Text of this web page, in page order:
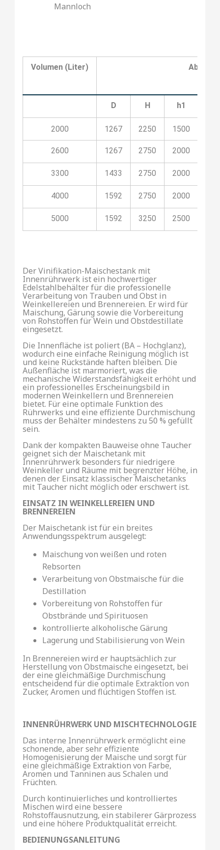
Mannloch
Volumen (Liter)
D H h1
2000 1267 2250 1500
2600 1267 2750 2000
3300 1433 2750 2000
4000 1592 2750 2000
5000 1592 3250 2500
Der Vinifikation-Maischestank mit
Innenrührwerk ist ein hochwertiger
Edelstahlbehälter für die professionelle
Verarbeitung von Trauben und Obst in
Weinkellereien und Brennereien. Er wird für
Maischung, Gärung sowie die Vorbereitung
von Rohstoffen für Wein und Obstdestillate
eingesetzt.
Die Innenfläche ist poliert (BA – Hochglanz),
wodurch eine einfache Reinigung möglich ist
und keine Rückstände haften bleiben. Die
Außenfläche ist marmoriert, was die
mechanische Widerstandsfähigkeit erhöht und
ein professionelles Erscheinungsbild in
modernen Weinkellern und Brennereien
bietet. Für eine optimale Funktion des
Rührwerks und eine effiziente Durchmischung
muss der Behälter mindestens zu 50 % gefüllt
sein.
Dank der kompakten Bauweise ohne Taucher
geignet sich der Maischetank mit
Innenrührwerk besonders für niedrigere
Weinkeller und Räume mit begrenzter Höhe, in
denen der Einsatz klassischer Maischetanks
mit Taucher nicht möglich oder erschwert ist.
EINSATZ IN WEINKELLEREIEN UND
BRENNEREIEN
Der Maischetank ist für ein breites
Anwendungsspektrum ausgelegt:
Maischung von weißen und roten
Rebsorten
Verarbeitung von Obstmaische für die
Destillation
Vorbereitung von Rohstoffen für
Obstbrände und Spirituosen
kontrollierte alkoholische Gärung
Lagerung und Stabilisierung von Wein
In Brennereien wird er hauptsächlich zur
Herstellung von Obstmaische eingesetzt, bei
der eine gleichmäßige Durchmischung
entscheidend für die optimale Extraktion von
Zucker, Aromen und flüchtigen Stoffen ist.
INNENRÜHRWERK UND MISCHTECHNOLOGIE
Das interne Innenrührwerk ermöglicht eine
schonende, aber sehr effiziente
Homogenisierung der Maische und sorgt für
eine gleichmäßige Extraktion von Farbe,
Aromen und Tanninen aus Schalen und
Früchten.
Durch kontinuierliches und kontrolliertes
Mischen wird eine bessere
Rohstoffausnutzung, ein stabilerer Gärprozess
und eine höhere Produktqualität erreicht.
BEDIENUNGSANLEITUNG